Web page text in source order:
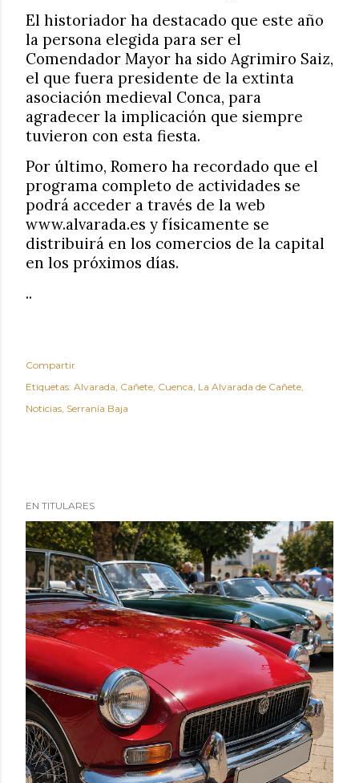
El historiador ha destacado que este año
la persona elegida para ser el
Comendador Mayor ha sido Agrimiro Saiz,
el que fuera presidente de la extinta
asociación medieval Conca, para
agradecer la implicación que siempre
tuvieron con esta fiesta.
Por último, Romero ha recordado que el
programa completo de actividades se
podrá acceder a través de la web
www.alvarada.es y físicamente se
distribuirá en los comercios de la capital
en los próximos días.
..
Compartir
Etiquetas: Alvarada Cañete Cuenca La Alvarada de Cañete
Noticias Serranía Baja
EN TITULARES